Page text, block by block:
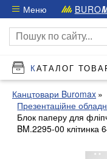
Меню BURO
КАТАЛОГ
Канцтовари Buromax
Презентаційне
Блок паперу для
BM.2295-00 клітинка